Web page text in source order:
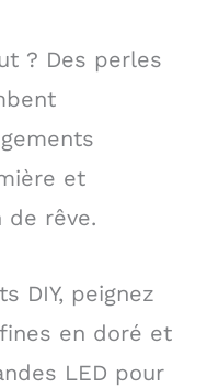
? Des perles
et
de rêve.
DIY, peignez
en doré et
LED pour